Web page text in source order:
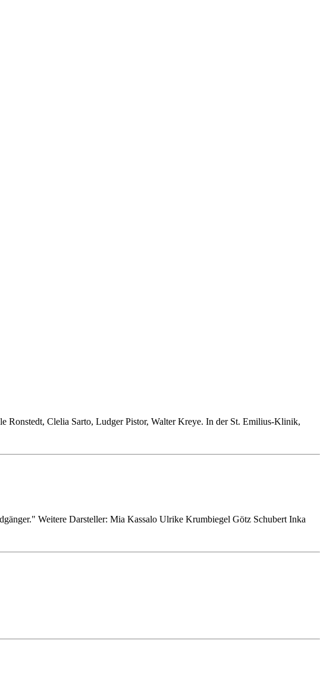
Clelia Sarto, Ludger Pistor, Walter Kreye. In der St. Emilius-Klinik,
Weitere Darsteller: Mia Kassalo Ulrike Krumbiegel Götz Schubert Inka